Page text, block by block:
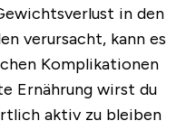
in den
verursacht, kann es
Komplikationen
Ernährung wirst du
aktiv zu bleiben